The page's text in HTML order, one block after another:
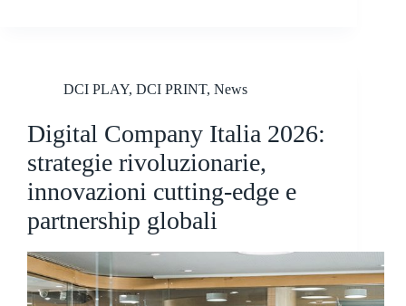
DCI PLAY, DCI PRINT, News
Digital Company Italia 2026:
strategie rivoluzionarie,
innovazioni cutting-edge e
partnership globali